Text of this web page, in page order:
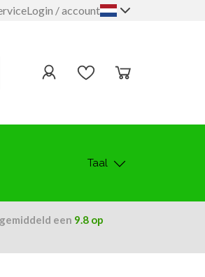
Login / account
Taal
gemiddeld een 9.8op